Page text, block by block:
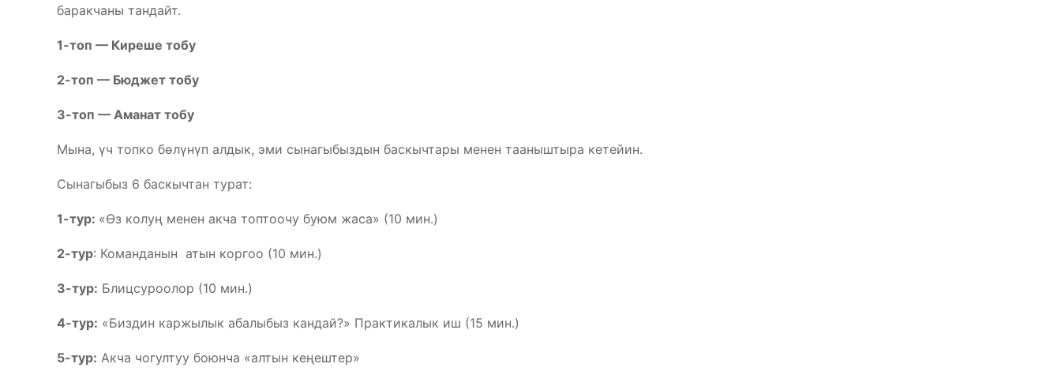
баракчаны тандайт.
1-топ — Киреше тобу
2-топ — Бюджет тобу
3-топ — Аманат тобу
Мына, үч топко бөлүнүп алдык, эми сынагыбыздын баскычтары менен тааныштыра кетейин.
Сынагыбыз 6 баскычтан турат:
1-тур: «Өз колуң менен акча топтоочу буюм жаса» (10 мин.)
2-тур: Команданын атын коргоо (10 мин.)
3-тур: Блицсуроолор (10 мин.)
4-тур: «Биздин каржылык абалыбыз кандай?» Практикалык иш (15 мин.)
5-тур: Акча чогултуу боюнча «алтын кеңештер»